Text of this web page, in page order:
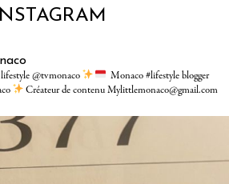
@tvmonaco
Monaco #lifestyle blogger
Créateur de contenu Mylittlemonaco@gmail.com